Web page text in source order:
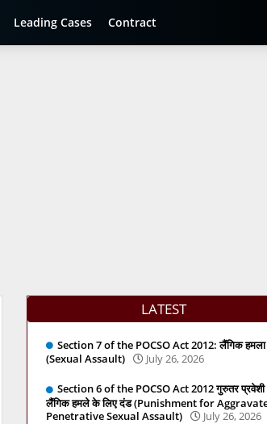
Leading Cases Contract
LATEST
Section 7 of the POCSO Act 2012: लैंगिक हमला
(Sexual Assault)
July 26, 2026
Section 6 of the POCSO Act 2012 गुरुतर प्रवेशी
लैंगिक हमले के लिए दंड (Punishment for
Penetrative Sexual Assault)
July 26, 2026